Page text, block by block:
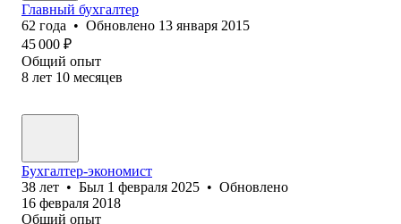
Главный бухгалтер
62 года • Обновлено 13 января 2015
45 000 ₽
Общий опыт
8 лет 10 месяцев
Бухгалтер-экономист
38 лет • Был 1 февраля 2025 • Обновлено
16 февраля 2018
Общий опыт